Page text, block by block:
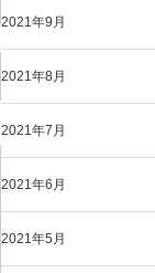
2021年9月
2021年8月
2021年7月
2021年6月
2021年5月